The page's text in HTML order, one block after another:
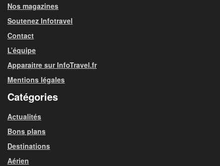
Nos magazines
Soutenez Infotravel
Contact
L’équipe
Apparaitre sur InfoTravel.fr
Mentions légales
Catégories
Actualités
Bons plans
Destinations
Aérien